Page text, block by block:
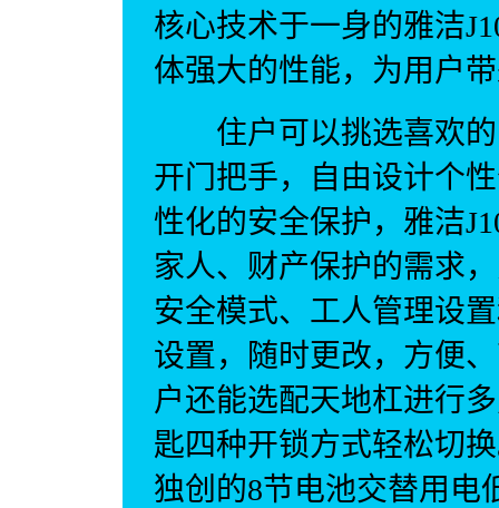
核心技术于一身的雅洁
体强大的性能，为用户
住户可以挑选喜欢的
开门把手，自由设计个
性化的安全保护，雅洁
家人、财产保护的需求
安全模式、工人管理设
设置，随时更改，方便
户还能选配天地杠进行
匙四种开锁方式轻松切
独创的8节电池交替用电